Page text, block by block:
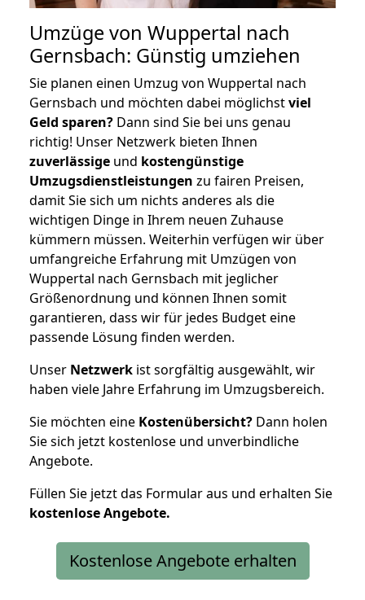
Umzüge von Wuppertal nach
Gernsbach: Günstig umziehen
Sie planen einen Umzug von Wuppertal nach
Gernsbach und möchten dabei möglichstviel
Geld sparen? Dann sind Sie bei uns genau
richtig! Unser Netzwerk bieten Ihnen
zuverlässige und kostengünstige
Umzugsdienstleistungen zu fairen Preisen,
damit Sie sich um nichts anderes als die
wichtigen Dinge in Ihrem neuen Zuhause
kümmern müssen. Weiterhin verfügen wir über
umfangreiche Erfahrung mit Umzügen von
Wuppertal nach Gernsbach mit jeglicher
Größenordnung und können Ihnen somit
garantieren, dass wir für jedes Budget eine
passende Lösung finden werden.
Unser Netzwerk ist sorgfältig ausgewählt, wir
haben viele Jahre Erfahrung im Umzugsbereich.
Sie möchten eine Kostenübersicht? Dann holen
Sie sich jetzt kostenlose und unverbindliche
Angebote.
Füllen Sie jetzt das Formular aus und erhalten Sie
kostenloseAngebote.
Kostenlose Angebote erhalten